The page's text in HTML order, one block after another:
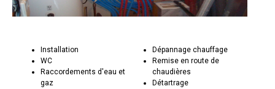
Installation
WC
Raccordements d'eau et
gaz
Dépannage chauffage
Remise en route de
chaudières
Détartrage